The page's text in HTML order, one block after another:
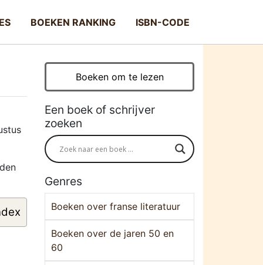
BOEKEN RANKING ISBN-CODE
Boeken om te lezen
Een boek of schrijver
zoeken
Genres
Boeken over franse literatuur
Boeken over de jaren 50 en
60